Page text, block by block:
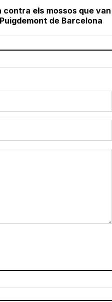
els mossos que van
de Barcelona